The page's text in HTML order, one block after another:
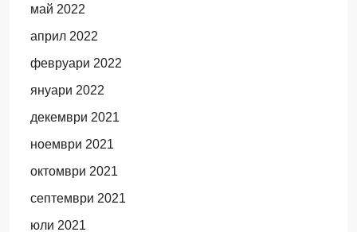
май 2022
април 2022
февруари 2022
януари 2022
декември 2021
ноември 2021
октомври 2021
септември 2021
юли 2021